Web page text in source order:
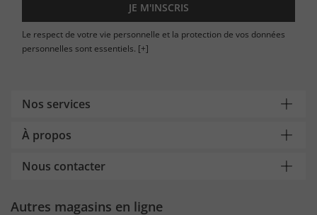
JE M'INSCRIS
Le respect de votre vie personnelle et la protection de vos données
personnelles sont essentiels. [+]
Nos services
À propos
Nous contacter
Autres magasins en ligne